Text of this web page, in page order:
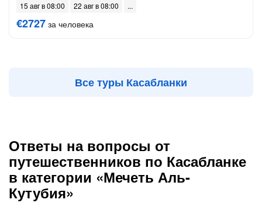
15 авг в 08:00 22 авг в 08:00
€2727 за человека
Все туры Касабланки
Ответы на вопросы от
путешественников по Касабланке
в категории «Мечеть Аль-
Кутубия»